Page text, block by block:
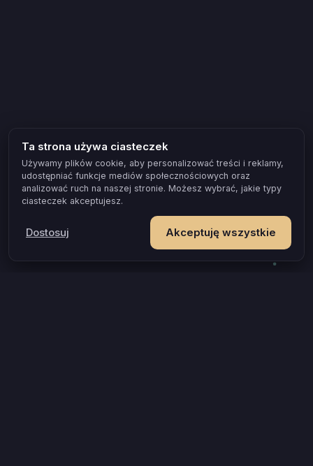
Ta strona używa ciasteczek
Używamy plików cookie, aby personalizować treści i reklamy,
udostępniać funkcje mediów społecznościowych oraz
analizować ruch na naszej stronie. Możesz wybrać, jakie typy
ciasteczek akceptujesz.
Akceptuję wszystkie
Dostosuj